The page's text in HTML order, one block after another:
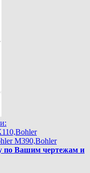
М390,Bohler
по Вашим чертежам и